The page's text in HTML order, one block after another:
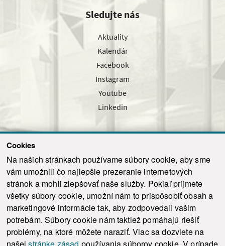
Cookies
Na našich stránkach používame súbory cookie, aby sme
vám umožnili čo najlepšie prezeranie internetových
stránok a mohli zlepšovať naše služby. Pokiaľ prijmete
všetky súbory cookie, umožní nám to prispôsobiť obsah a
marketingové informácie tak, aby zodpovedali vašim
potrebám. Súbory cookie nám taktiež pomáhajú riešiť
problémy, na ktoré môžete naraziť. Viac sa dozviete na
našejstránke zásad používania súborov cookie. V prípade
Sledujte nás
Aktuality
Kalendár
Facebook
Instagram
Youtube
Linkedin
Odoslať